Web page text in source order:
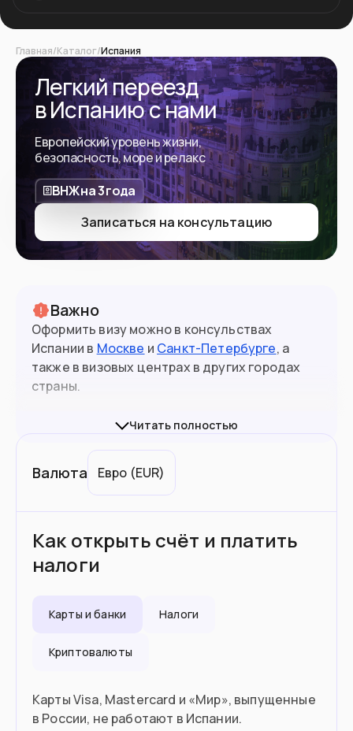
Главная/Каталог/Испания
Легкий переезд
в Испанию с нами
Европейский уровень жизни,
безопасность, море и релакс
ВНЖ на 3 года
Записаться на консультацию
Важно
Оформить визу можно в консульствах
Испании в Москве и Санкт-Петербурге, а
также в визовых центрах в других городах
страны.
Как оформить туристический шенген можно
При въезде в страны ЕС нужно иметь
биометрический (10-летний) паспорт.
но каждая ситуация будет оцениваться
индивидуально представителем
погранслужбы конкретной страны ЕС.
Население 47.9млн
Подойдет вам если
€2,800 в месяц
курсах
Читать полностью
Валюта Евро (EUR)
Как открыть счёт и платить
налоги
Карты и банки Налоги
Криптовалюты
Карты Visa, Mastercard и «Мир», выпущенные
в России, не работают в Испании.